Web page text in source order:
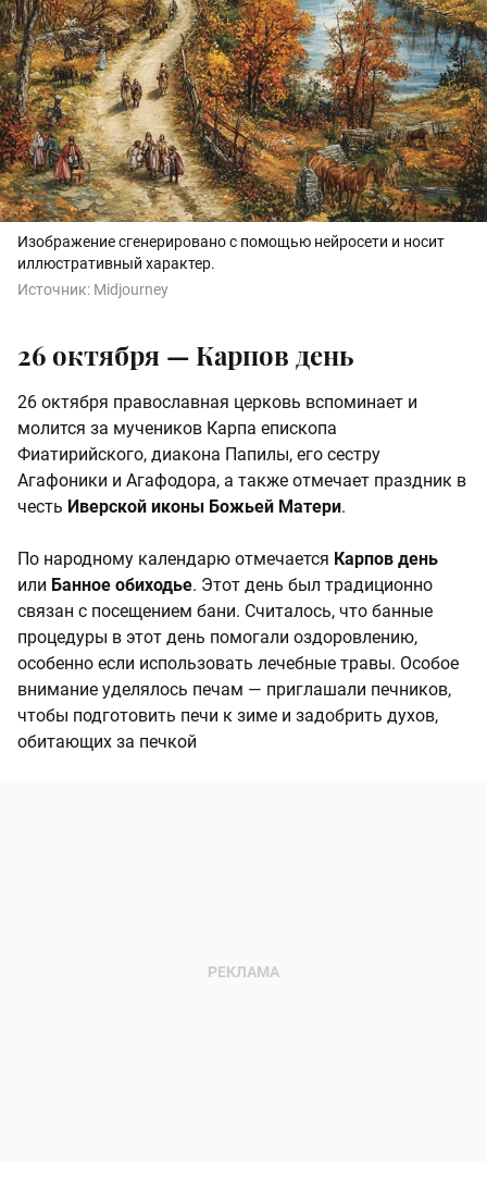
Изображение сгенерировано с помощью нейросети и носит
иллюстративный характер.
Источник: Midjourney
26 октября — Карпов день
26 октября православная церковь вспоминает и
молится за мучеников Карпа епископа
Фиатирийского, диакона Папилы, его сестру
Агафоники и Агафодора, а также отмечает праздник в
честь Иверской иконы Божьей Матери.
По народному календарю отмечается Карпов день
или Банное обиходье. Этот день был традиционно
связан с посещением бани. Считалось, что банные
процедуры в этот день помогали оздоровлению,
особенно если использовать лечебные травы. Особое
внимание уделялось печам — приглашали печников,
чтобы подготовить печи к зиме и задобрить духов,
обитающих за печкой​